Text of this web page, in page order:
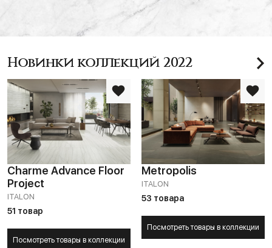
Новинки коллекций 2022
Charme Advance Floor
Project
ITALON
51 товар
Посмотреть товары в коллекции
Metropolis
ITALON
53 товара
Посмотреть товары в коллекции